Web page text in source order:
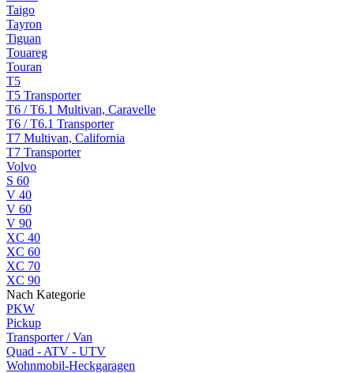
Taigo
Tayron
Tiguan
Touareg
Touran
T5
T5 Transporter
T6 / T6.1 Multivan, Caravelle
T6 / T6.1 Transporter
T7 Multivan, California
T7 Transporter
Volvo
S 60
V 40
V 60
V 90
XC 40
XC 60
XC 70
XC 90
Nach Kategorie
PKW
Pickup
Transporter / Van
Quad - ATV - UTV
Wohnmobil-Heckgaragen